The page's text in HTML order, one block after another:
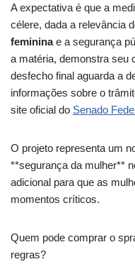
A expectativa é que a
célere, dada a relevância
femininae a segurança
a matéria, demonstra seu
desfecho final aguarda a
informações sobre o
site oficial do Senado
O projeto representa um
**segurança da mulher**
adicional para que as
momentos críticos.
Quem pode comprar o
regras?